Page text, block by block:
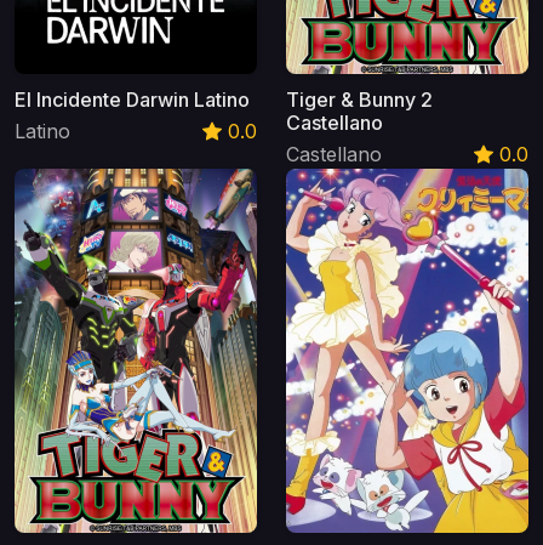
El Incidente Darwin Latino
Latino
0.0
Tiger & Bunny 2
Castellano
Castellano
0.0